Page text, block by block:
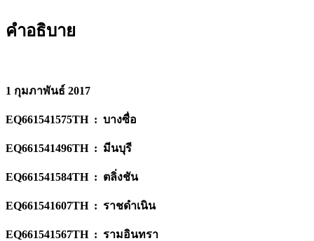
คำอธิบาย
1 กุมภาพันธ์ 2017
EQ661541575TH : บางซื่อ
EQ661541496TH : มีนบุรี
EQ661541584TH : ตลิ่งชัน
EQ661541607TH : ราชดำเนิน
EQ661541567TH : รามอินทรา